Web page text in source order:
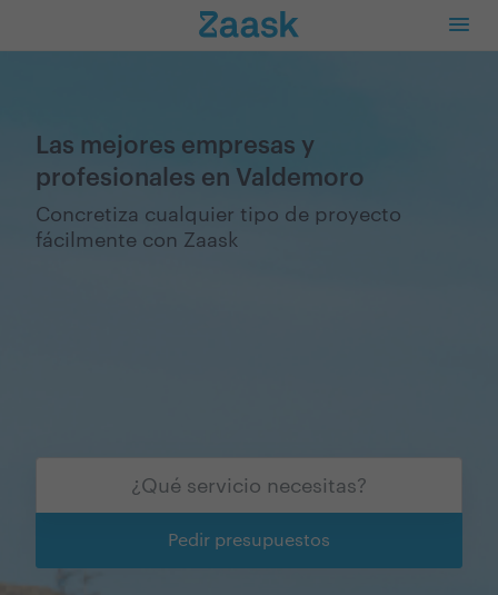
Las mejores empresas y
profesionales en Valdemoro
Concretiza cualquier tipo de proyecto
fácilmente con Zaask
Pedir presupuestos